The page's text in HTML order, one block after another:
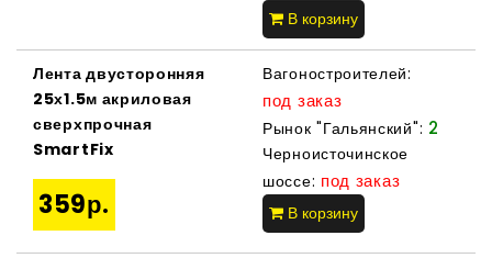
В корзину
Лента двусторонняя
25х1.5м акриловая
сверхпрочная
SmartFix
359р.
Вагоностроителей:
под заказ
Рынок "Гальянский": 2
Черноисточинское
шоссе: под заказ
В корзину